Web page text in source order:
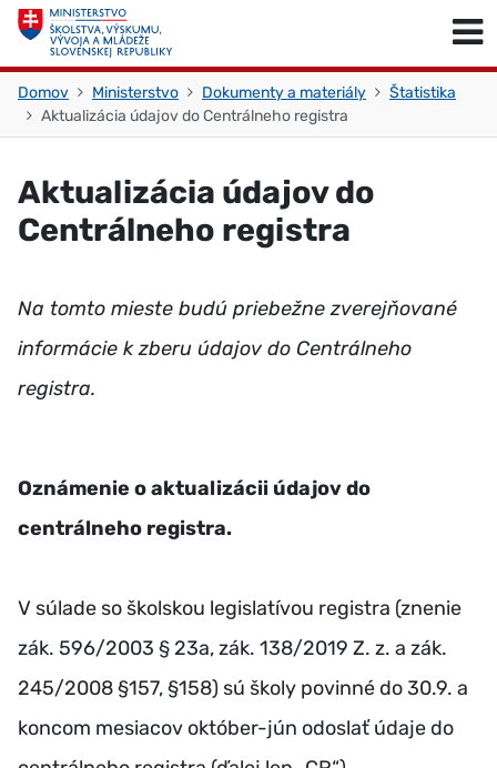
Skočiť na obsah
Domov Ministerstvo Dokumenty a materiály
Štatistika
Aktualizácia údajov do Centrálneho registra
Aktualizácia údajov do
Centrálneho registra
Na tomto mieste budú priebežne zverejňované
informácie k zberu údajov do Centrálneho
registra.
Oznámenie o aktualizácii údajov do
centrálneho registra.
V súlade so školskou legislatívou registra (znenie
zák. 596/2003 § 23a, zák. 138/2019 Z. z. a zák.
245/2008 §157, §158) sú školy povinné do 30.9. a
koncom mesiacov október-jún odoslať údaje do
Skočiť na začiatok stránky